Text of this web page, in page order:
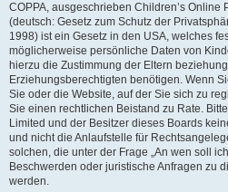
COPPA, ausgeschrieben Children’s Online
(deutsch: Gesetz zum Schutz der
1998) ist ein Gesetz in den USA, welches
möglicherweise persönliche Daten von
hierzu die Zustimmung der Eltern
Erziehungsberechtigten benötigen. Wenn
Sie oder die Website, auf der Sie sich zu
Sie einen rechtlichen Beistand zu Rate.
Limited und der Besitzer dieses Boards
und nicht die Anlaufstelle für
solchen, die unter der Frage „An wen soll
Beschwerden oder juristische Anfragen zu
werden.